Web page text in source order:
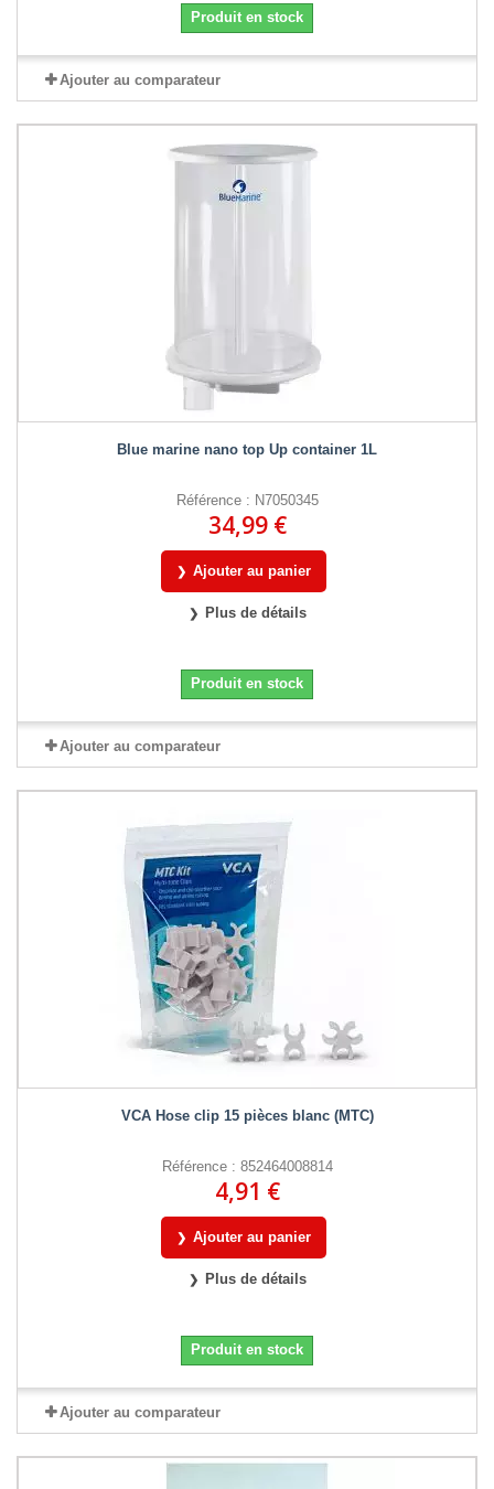
Produit en stock
Ajouter au comparateur
Blue marine nano top Up container 1L
Référence : N7050345
34,99 €
Ajouter au panier
Plus de détails
Produit en stock
Ajouter au comparateur
VCA Hose clip 15 pièces blanc (MTC)
Référence : 852464008814
4,91 €
Ajouter au panier
Plus de détails
Produit en stock
Ajouter au comparateur